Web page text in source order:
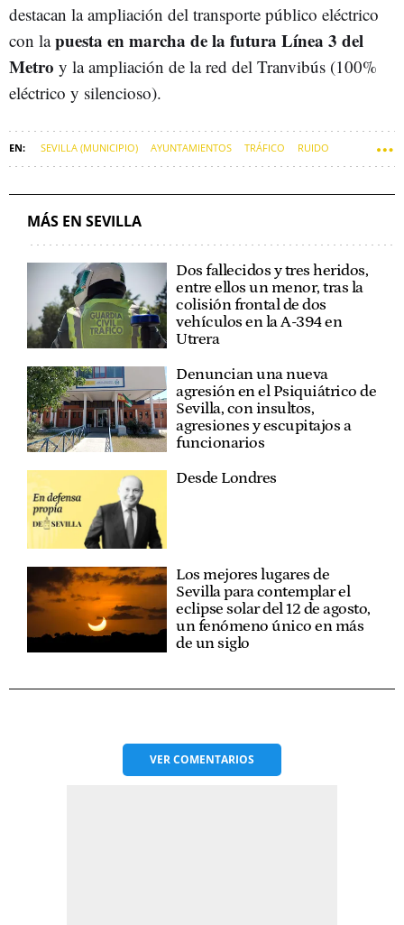
destacan la ampliación del transporte público eléctrico
con lapuesta en marcha de la futura Línea 3 del
Metro y la ampliación de la red del Tranvibús (100%
eléctrico y silencioso).
SEVILLA (MUNICIPIO) AYUNTAMIENTOS TRÁFICO RUIDO
MÁS EN SEVILLA
Dos fallecidos y tres heridos,
entre ellos un menor, tras la
colisión frontal de dos
vehículos en la A-394 en
Utrera
Denuncian una nueva
agresión en el Psiquiátrico de
Sevilla, con insultos,
agresiones y escupitajos a
funcionarios
Desde Londres
Los mejores lugares de
Sevilla para contemplar el
eclipse solar del 12 de agosto,
un fenómeno único en más
de un siglo
VERCOMENTARIOS